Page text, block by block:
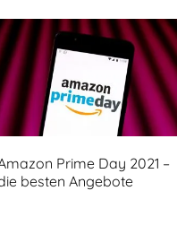
Prime Day 2021 –
besten Angebote